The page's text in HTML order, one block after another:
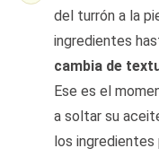
del turrón a la
ingredientes
cambia de
Ese es el
a soltar su
los ingredientes